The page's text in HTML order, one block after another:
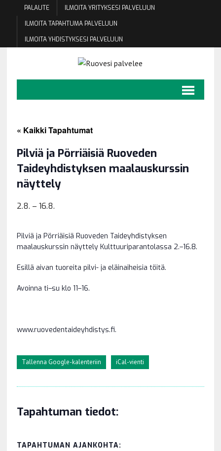
PALAUTE
ILMOITA YRITYKSESI PALVELUUN
ILMOITA TAPAHTUMA PALVELUUN
ILMOITA YHDISTYKSESI PALVELUUN
« Kaikki Tapahtumat
Pilviä ja Pörriäisiä Ruoveden
Taideyhdistyksen maalauskurssin
näyttely
2.8. – 16.8.
Pilviä ja Pörriäisiä Ruoveden Taideyhdistyksen
maalauskurssin näyttely Kulttuuriparantolassa 2.–16.8.
Esillä aivan tuoreita pilvi- ja eläinaiheisia töitä.
Avoinna ti–su klo 11–16.
www.ruovedentaideyhdistys.fi.
Tallenna Google-kalenteriin iCal-vienti
Tapahtuman tiedot:
TAPAHTUMAN AJANKOHTA: